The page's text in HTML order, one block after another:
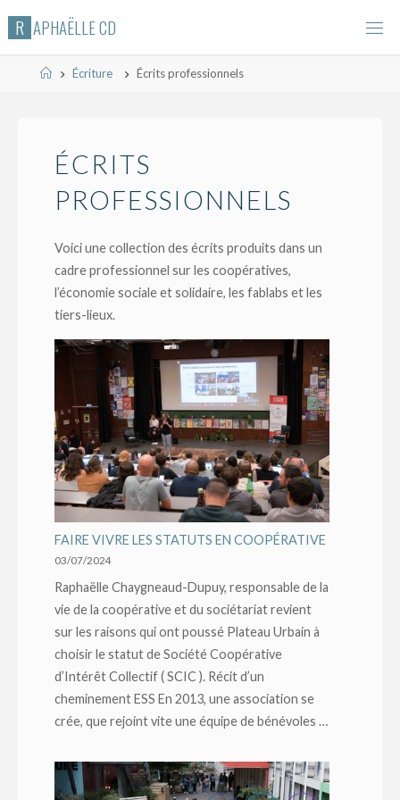
content
R APHAËL L ECD
HomeÉcriture Écrits professionnels
ÉCRITS
PROFESSIONNELS
Voici une collection des écrits produits dans un
cadre professionnel sur les coopératives,
l’économie sociale et solidaire, les fablabs et les
tiers-lieux.
FAIRE VIVRE LES STATUTS EN COOPÉRATIVE
03/07/2024
Raphaëlle Chaygneaud-Dupuy, responsable de la
vie de la coopérative et du sociétariat revient
sur les raisons qui ont poussé Plateau Urbain à
choisir le statut de Société Coopérative
d’Intérêt Collectif ( SCIC ). Récit d’un
cheminement ESS En 2013, une association se
crée, que rejoint vite une équipe de bénévoles …